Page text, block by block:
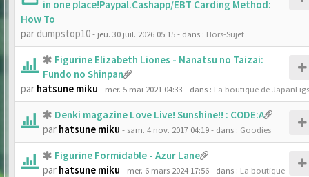
in one place!Paypal.Cashapp/EBT Carding Method:
How To
par dumpstop10- jeu. 30 juil. 2026 05:15- dans : Hors-Sujet
Figurine Elizabeth Liones - Nanatsu no Taizai:
Fundo no Shinpan
par hatsune miku - mer. 5 mai 2021 04:33 - dans : La boutique de JapanFigs
Denki magazine Love Live! Sunshine!! : CODE:A
par hatsune miku - sam. 4 nov. 2017 04:19- dans : Goodies
Figurine Formidable - Azur Lane
par hatsune miku - mer. 6 mars 2024 17:56- dans : La boutique